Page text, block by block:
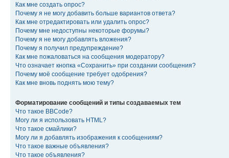
Как мне создать опрос?
Почему я не могу добавить больше вариантов ответа?
Как мне отредактировать или удалить опрос?
Почему мне недоступны некоторые форумы?
Почему я не могу добавлять вложения?
Почему я получил предупреждение?
Как мне пожаловаться на сообщения модератору?
Что означает кнопка «Сохранить» при создании сообщения?
Почему моё сообщение требует одобрения?
Как мне вновь поднять мою тему?
Форматирование сообщений и типы создаваемых тем
Что такое BBCode?
Могу ли я использовать HTML?
Что такое смайлики?
Могу ли я добавлять изображения к сообщениям?
Что такое важные объявления?
Что такое объявления?